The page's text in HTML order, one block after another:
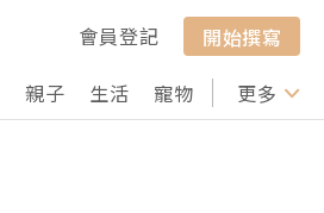
會員登記
開始撰寫
親子 生活 寵物 行山 打卡
更多